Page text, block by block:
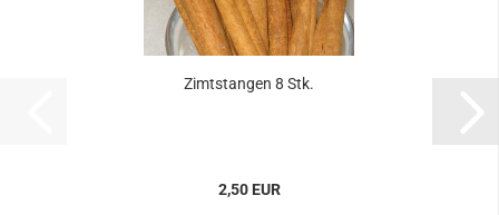
Zimtstangen 8 Stk.
2,50 EUR